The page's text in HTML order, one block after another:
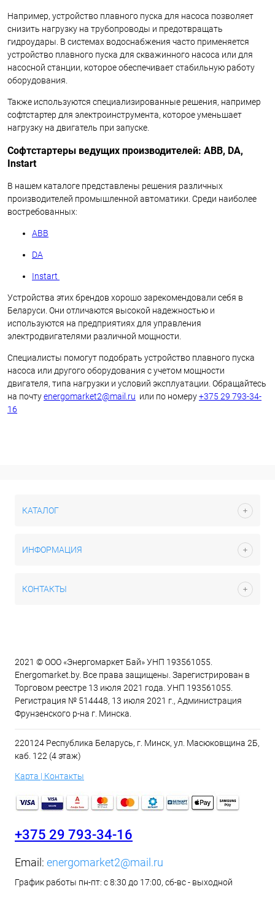
Например, устройство плавного пуска для насоса позволяет
снизить нагрузку на трубопроводы и предотвращать
гидроудары. В системах водоснабжения часто применяется
устройство плавного пуска для скважинного насоса или для
насосной станции, которое обеспечивает стабильную работу
оборудования.
Также используются специализированные решения, например
софтстартер для электроинструмента, которое уменьшает
нагрузку на двигатель при запуске.
Софтстартеры ведущих производителей: ABB, DA,
Instart
В нашем каталоге представлены решения различных
производителей промышленной автоматики. Среди наиболее
востребованных:
ABB
DA
Instart
Устройства этих брендов хорошо зарекомендовали себя в
Беларуси. Они отличаются высокой надежностью и
используются на предприятиях для управления
электродвигателями различной мощности.
Специалисты помогут подобрать устройство плавного пуска
насоса или другого оборудования с учетом мощности
двигателя, типа нагрузки и условий эксплуатации. Обращайтесь
на почтуenergomarket2@mail.ru или по номеру+375 29 793-34-
16
КАТАЛОГ
ИНФОРМАЦИЯ
КОНТАКТЫ
2021 © ООО «Энергомаркет Бай» УНП 193561055.
Energomarket.by. Все права защищены. Зарегистрирован в
Торговом реестре 13 июля 2021 года. УНП 193561055.
Регистрация № 514448, 13 июля 2021 г., Администрация
Фрунзенского р-на г. Минска.
220124 Республика Беларусь, г. Минск, ул. Масюковщина 2Б,
каб. 122 (4 этаж)
Карта | Контакты
+375 29 793-34-16
Email: energomarket2@mail.ru
График работы пн-пт: с 8:30 до 17:00, сб-вс - выходной